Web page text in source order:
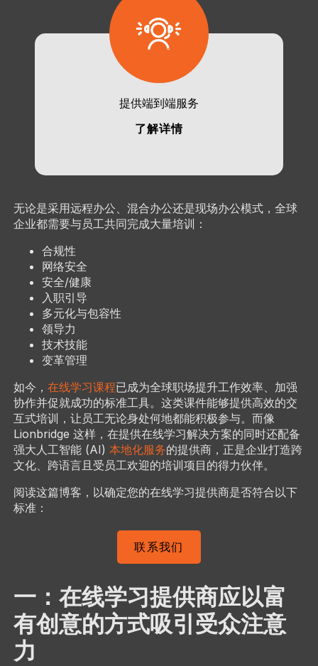
了解详情
提供端到端服务
无论是采用远程办公、混合办公还是现场办公模式，全球
企业都需要与员工共同完成大量培训：
合规性
网络安全
安全/健康
入职引导
多元化与包容性
领导力
技术技能
变革管理
如今， 在线学习课程已成为全球职场提升工作效率、加强
协作并促就成功的标准工具。这类课件能够提供高效的交
互式培训，让员工无论身处何地都能积极参与。而像
Lionbridge 这样，在提供在线学习解决方案的同时还配备
强大人工智能 (AI) 本地化服务的提供商，正是企业打造跨
文化、跨语言且受员工欢迎的培训项目的得力伙伴。
阅读这篇博客，以确定您的在线学习提供商是否符合以下
标准：
联系我们
一：在线学习提供商应以富
有创意的方式吸引受众注意
力